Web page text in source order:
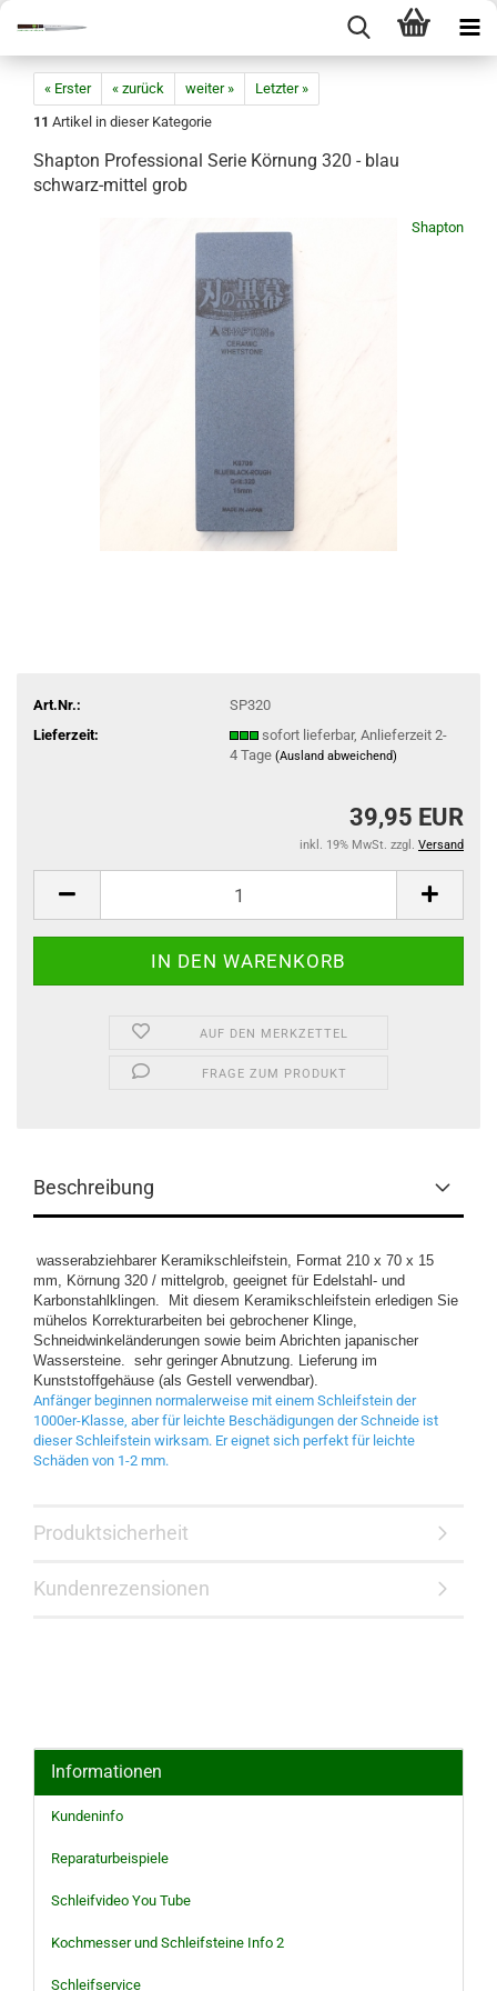
« Erster « zurück weiter »
Letzter »
11 Artikel in dieser Kategorie
Shapton Professional Serie Körnung 320 - blau
schwarz-mittel grob
Shapton
Art.Nr.:
SP320
Lieferzeit:
sofort lieferbar, Anlieferzeit 2-
4 Tage (Ausland abweichend)
39,95 EUR
inkl. 19% MwSt. zzgl. Versand
AUF DEN MERKZETTEL
FRAGE ZUM PRODUKT
Beschreibung
wasserabziehbarer Keramikschleifstein, Format 210 x 70 x 15
mm, Körnung 320 / mittelgrob, geeignet für Edelstahl- und
Karbonstahlklingen. Mit diesem Keramikschleifstein erledigen Sie
mühelos Korrekturarbeiten bei gebrochener Klinge,
Schneidwinkeländerungen sowie beim Abrichten japanischer
Wassersteine. sehr geringer Abnutzung. Lieferung im
Kunststoffgehäuse (als Gestell verwendbar).
Anfänger beginnen normalerweise mit einem Schleifstein der
1000er-Klasse, aber für leichte Beschädigungen der Schneide ist
dieser Schleifstein wirksam. Er eignet sich perfekt für leichte
Schäden von 1-2 mm.
Produktsicherheit
Kundenrezensionen
Informationen
Kundeninfo
Reparaturbeispiele
Schleifvideo You Tube
Kochmesser und Schleifsteine Info 2
Schleifservice